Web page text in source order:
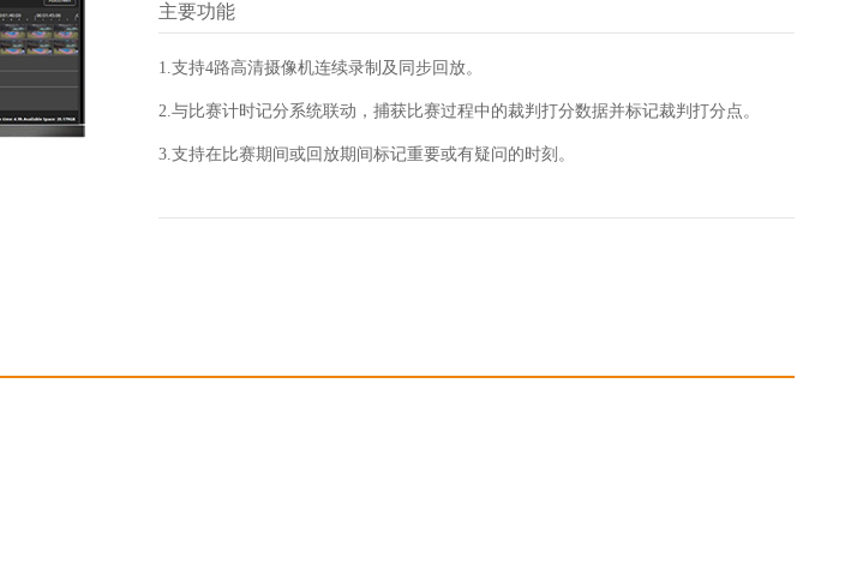
主要功能
1.支持4路高清摄像机连续录制及同步回放。
2.与比赛计时记分系统联动，捕获比赛过程中的裁判打分数据并标记裁判打分点。
3.支持在比赛期间或回放期间标记重要或有疑问的时刻。